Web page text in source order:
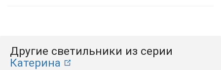
Другие светильники из серии
Катерина